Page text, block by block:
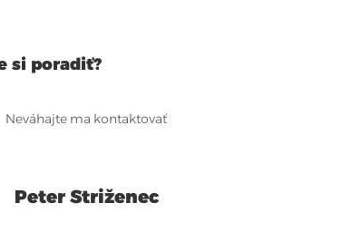
si poradiť?
Neváhajte ma kontaktovať
Peter Striženec